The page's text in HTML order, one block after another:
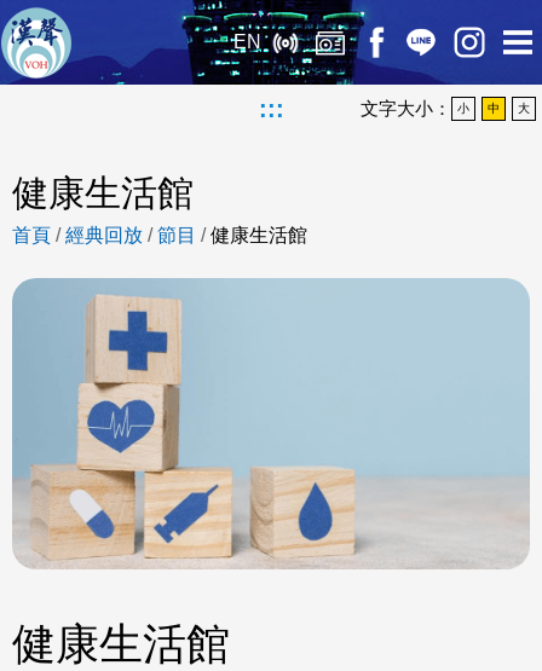
EN
::: 文字大小： 小 中 大
健康生活館
首頁 /經典回放 /節目 /健康生活館
健康生活館